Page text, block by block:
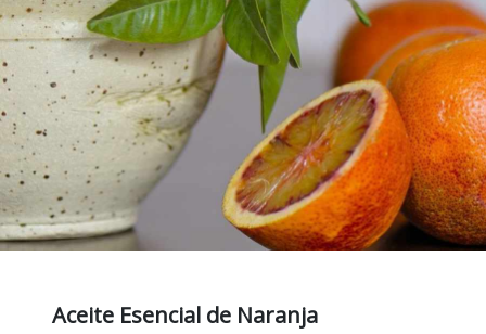
Aceite Esencial de Naranja